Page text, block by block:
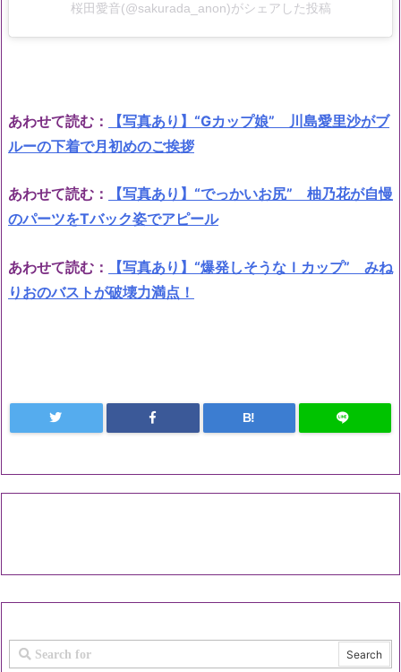
桜田愛音(@sakurada_anon)がシェアした投稿
あわせて読む：
【写真あり】“Gカップ娘” 川島愛里沙がブ
ルーの下着で月初めのご挨拶
あわせて読む：
【写真あり】“でっかいお尻” 柚乃花が自慢
のパーツをTバック姿でアピール
あわせて読む：
【写真あり】“爆発しそうなＩカップ” みね
りおのバストが破壊力満点！
B!